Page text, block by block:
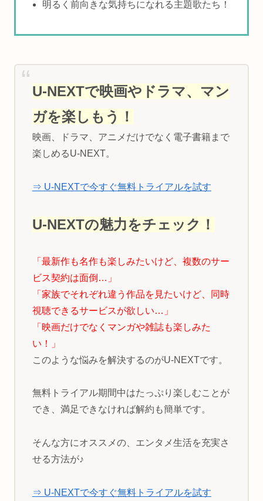
明るく前向きな気持ちになれる主題歌たち！
U-NEXTで映画やドラマ、マン
ガを楽しもう！
映画、ドラマ、アニメだけでなく電子書籍まで
楽しめるU-NEXT。
⇒ U-NEXTで今すぐ無料トライアルを試す
U-NEXTの魅力をチェック！
「最新作も名作も楽しみたいけど、複数のサー
ビス契約は面倒…」
「家族でそれぞれ違う作品を見たいけど、同時
視聴できるサービスが欲しい…」
「映画だけでなくマンガや雑誌も楽しみた
い！」
このような悩みを解決するのがU-NEXTです。
無料トライアル期間中はたっぷり楽しむことが
でき、満足できなければ解約も簡単です。
そんな方にオススメの、エンタメ生活を充実さ
せる方法が♪
⇒ U-NEXTで今すぐ無料トライアルを試す